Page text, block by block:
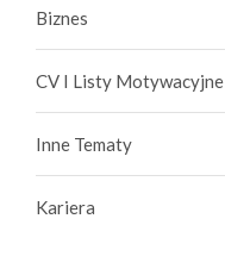
Biznes
CV I Listy Motywacyjne
Inne Tematy
Kariera